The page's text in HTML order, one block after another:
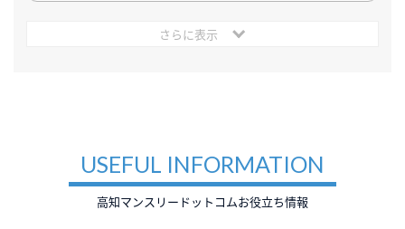
さらに表示
USEFUL INFORMATION
高知マンスリードットコムお役立ち情報